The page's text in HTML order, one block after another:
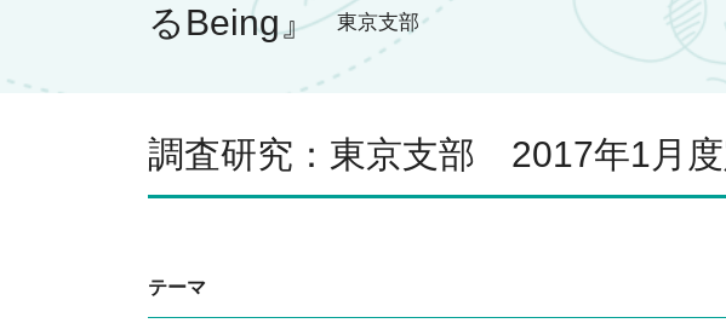
るBeing』
東京支部
調査研究：東京支部 2017年1月
テーマ